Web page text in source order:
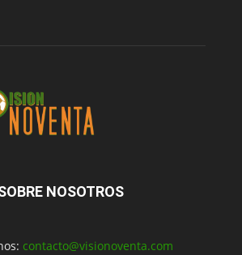
NOSOTROS
contacto@visionoventa.com